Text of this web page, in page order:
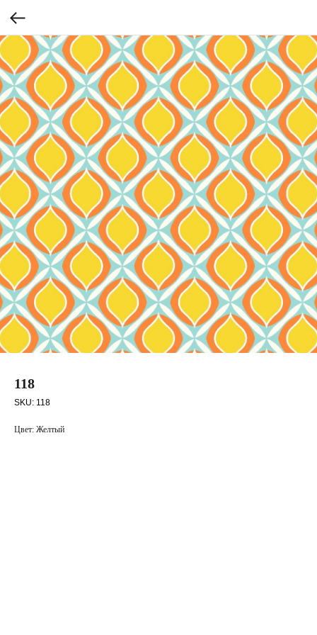
118
SKU: 118
Цвет: Желтый